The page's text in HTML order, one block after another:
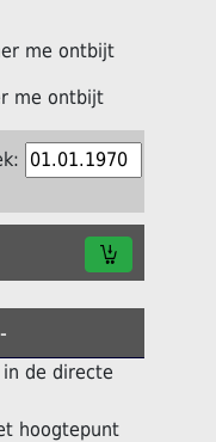
me ontbijt
me ontbijt
de directe
hoogtepunt